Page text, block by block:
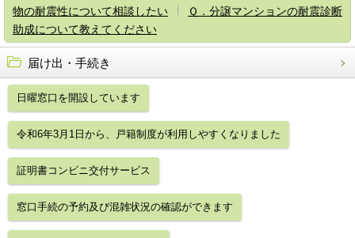
物の耐震性について相談したい
Ｑ．分譲マンションの耐震診断
助成について教えてください
届け出・手続き
日曜窓口を開設しています
令和6年3月1日から、戸籍制度が利用しやすくなりました
証明書コンビニ交付サービス
窓口手続の予約及び混雑状況の確認ができます